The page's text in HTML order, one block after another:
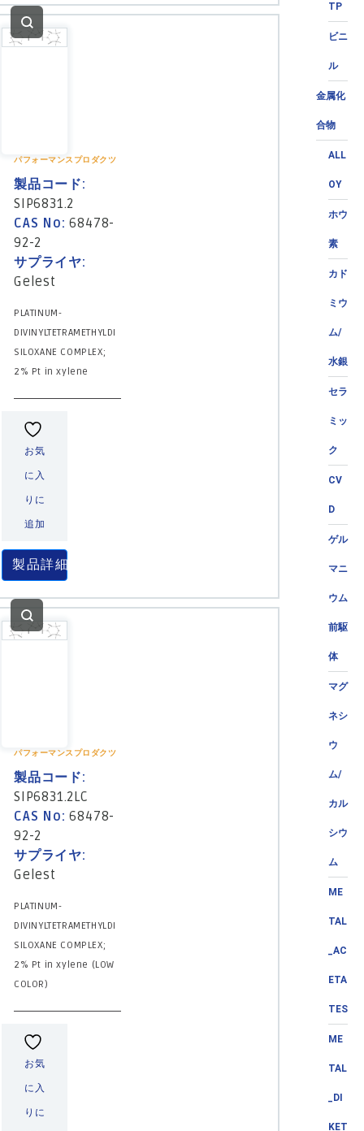
TP
ビニ
ル
金属化
合物
ALL
OY
ホウ
素
カド
ミウ
ム/
水銀
セラ
ミッ
ク
CV
D
ゲル
マニ
ウム
前駆
体
マグ
ネシ
ウ
ム/
カル
シウ
ム
ME
TAL
_AC
ETA
TES
ME
TAL
_DI
KET
パフォーマンスプロダクツ
製品コード:
SIP6831.2
CAS No:68478-
92-2
サプライヤ:
Gelest
PLATINUM-
DIVINYLTETRAMETHYLDI
SILOXANE COMPLEX;
2% Pt in xylene
お気
に入
りに
追加
製品詳細
パフォーマンスプロダクツ
製品コード:
SIP6831.2LC
CAS No:68478-
92-2
サプライヤ:
Gelest
PLATINUM-
DIVINYLTETRAMETHYLDI
SILOXANE COMPLEX;
2% Pt in xylene (LOW
COLOR)
お気
に入
りに